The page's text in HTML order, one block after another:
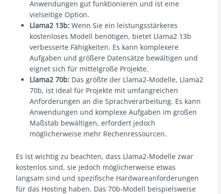
Anwendungen gut funktionieren und ist eine
vielseitige Option.
Llama2 13b: Wenn Sie ein leistungsstärkeres
kostenloses Modell benötigen, bietet Llama2 13b
verbesserte Fähigkeiten. Es kann komplexere
Aufgaben und größere Datensätze bewältigen und
eignet sich für mittelgroße Projekte.
Llama2 70b: Das größte der Llama2-Modelle, Llama2
70b, ist ideal für Projekte mit umfangreichen
Anforderungen an die Sprachverarbeitung. Es kann
Anwendungen und komplexe Aufgaben im großen
Maßstab bewältigen, erfordert jedoch
möglicherweise mehr Rechenressourcen.
Es ist wichtig zu beachten, dass Llama2-Modelle zwar
kostenlos sind, sie jedoch möglicherweise etwas
langsam sind und spezifische Hardwareanforderungen
für das Hosting haben. Das 70b-Modell beispielsweise